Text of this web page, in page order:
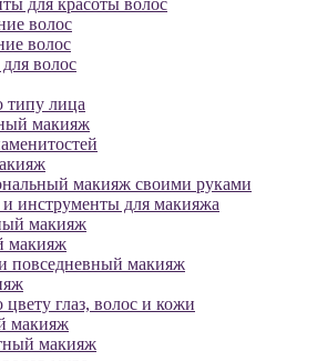
для красоты волос
волос
волос
волос
лица
макияж
макияж своими руками
инструменты для макияжа
макияж
макияж
повседневный макияж
глаз, волос и кожи
макияж
макияж